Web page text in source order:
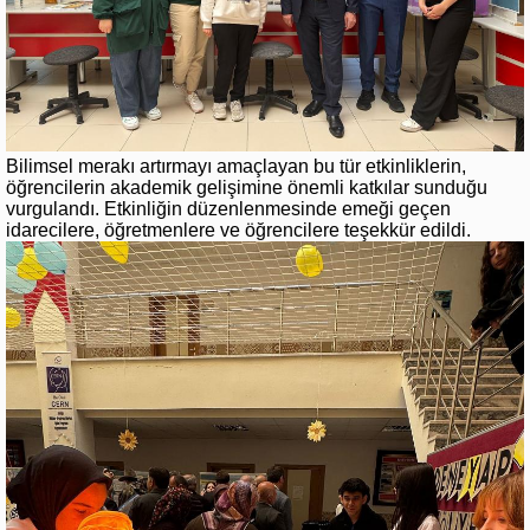
Bilimsel merakı artırmayı amaçlayan bu tür etkinliklerin,
öğrencilerin akademik gelişimine önemli katkılar sunduğu
vurgulandı. Etkinliğin düzenlenmesinde emeği geçen
idarecilere, öğretmenlere ve öğrencilere teşekkür edildi.